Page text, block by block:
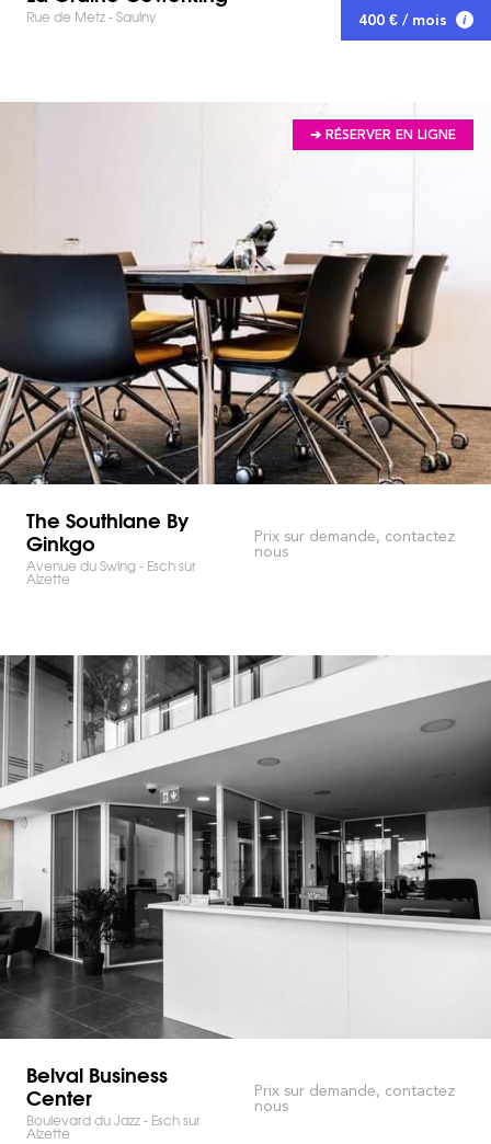
Rue de Metz - Saulny 400 € / mois
➔ RÉSERVER EN LIGNE
The Southlane By
Ginkgo
Avenue du Swing - Esch sur
Alzette
Prix sur demande, contactez
nous
Belval Business
Center
Boulevard du Jazz - Esch sur
Alzette
Prix sur demande, contactez
nous